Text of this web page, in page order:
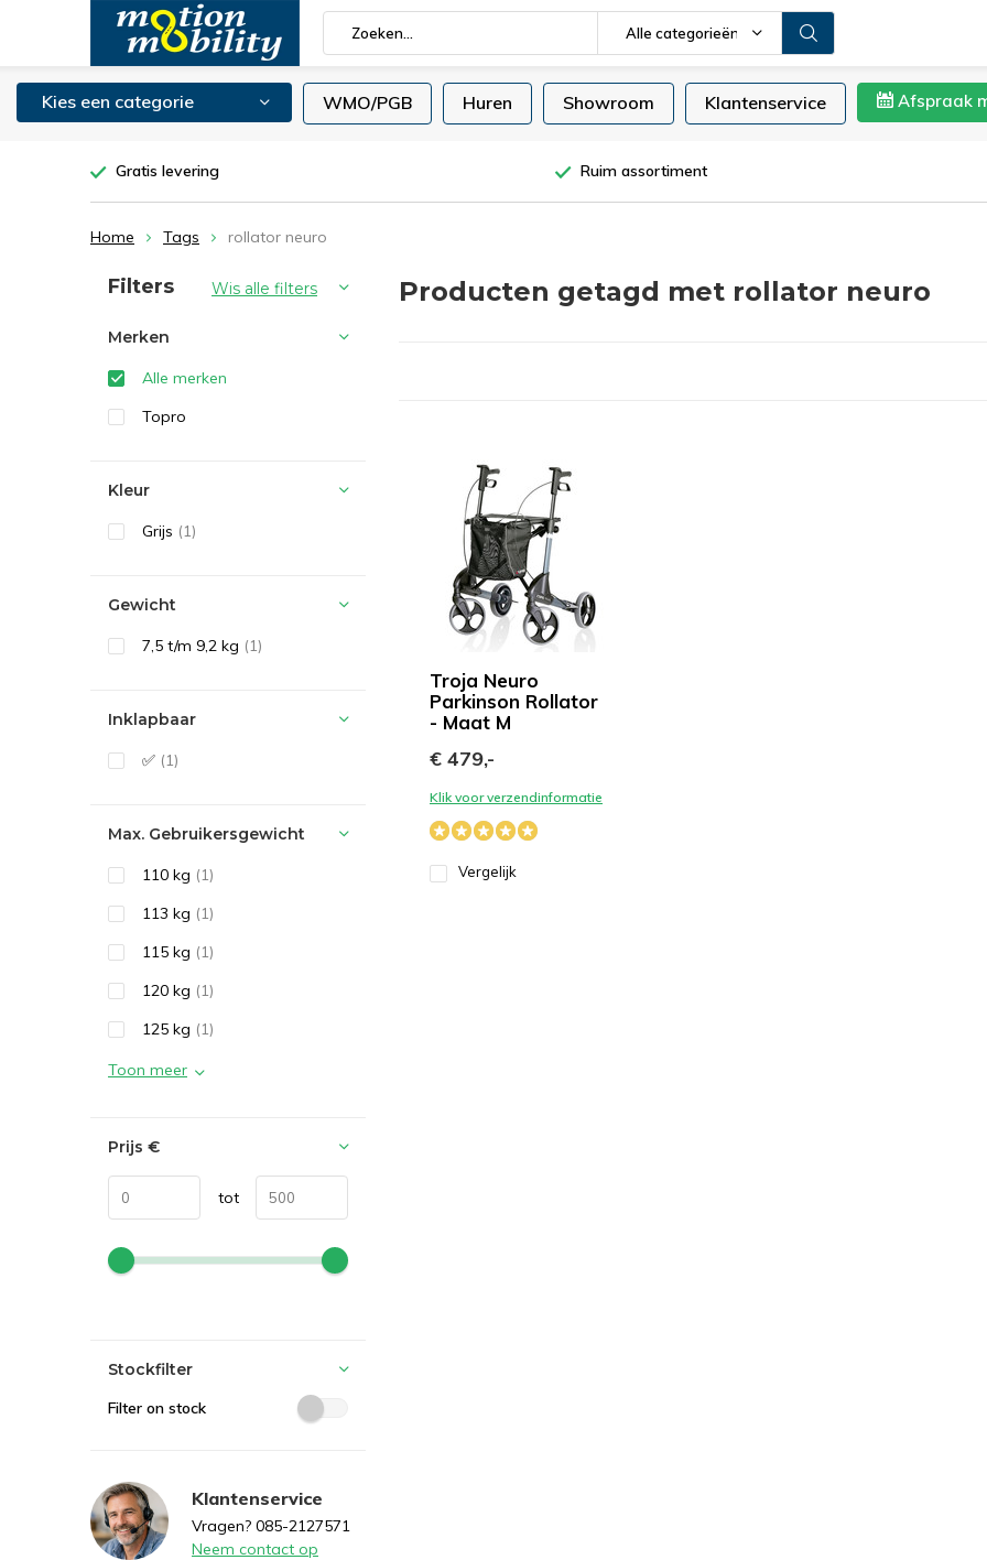
Alle categorieën
Kies een categorie WMO/PGB Huren Showroom Klantenservice Afspraak
Gratis levering Ruim assortiment
Home Tags rollator neuro
Producten getagd met rollator neuro
Troja Neuro
Parkinson Rollator
- Maat M
€ 479,-
Klik voor verzendinformatie
Vergelijk
Sorteren op:
Filters Wis alle filters
Merken
Alle merken
Topro
Kleur
Grijs (1)
Gewicht
7,5 t/m 9,2 kg (1)
Inklapbaar
✅ (1)
Max. Gebruikersgewicht
110 kg (1)
113 kg (1)
115 kg (1)
120 kg (1)
125 kg (1)
Toon meer
Prijs €
tot
Stockfilter
Filter on stock
Klantenservice
Vragen? 085-2127571
Neem contact op